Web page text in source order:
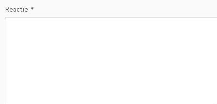
Reactie *